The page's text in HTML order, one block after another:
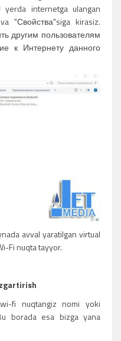
internetga ulangan
"Свойства"siga kirasiz.
другим пользователям
к Интернету данного
avval yaratilgan virtual
Fi nuqta tayyor.
fi nuqtangiz nomi yoki
borada esa bizga yana